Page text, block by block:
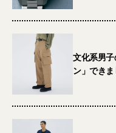
文化系男
ン」できま